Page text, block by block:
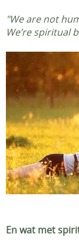
"We are not
We’re spiritual
En wat met